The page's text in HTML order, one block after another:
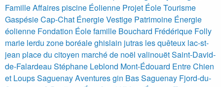
Famille Affaires piscine Éolienne Projet Éole Tourisme
Gaspésie Cap-Chat Énergie Vestige Patrimoine Énergie
éolienne Fondation Éolefamille Bouchard Frédérique Folly
marie lerdu zone boréaleghislain jutras les quêteux lac-st-
jean place du citoyen marché de noël valinouëtSaint-David-
de-Falardeau Stéphane Leblond Mont-Édouard Entre Chien
et LoupsSaguenay Aventuresgin Bas Saguenay Fjord-du-